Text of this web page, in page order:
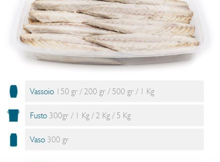
Vassoio 150 gr / 200 gr / 500 gr / 1 Kg
Fusto 300gr / 1 Kg / 2 Kg / 5 Kg
Vaso 300 gr